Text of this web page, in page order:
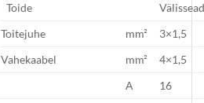
Toide
Toitejuhe
mm²
3×1,5
Vahekaabel
mm²
4×1,5
А 16